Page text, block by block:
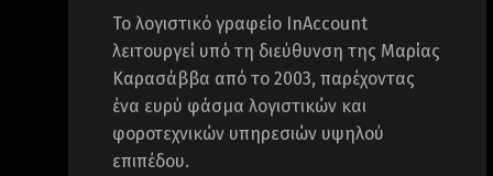
Το λογιστικό γραφείο InAccount
λειτουργεί υπό τη διεύθυνση της Μαρίας
Καρασάββα από το 2003, παρέχοντας
ένα ευρύ φάσμα λογιστικών και
φοροτεχνικών υπηρεσιών υψηλού
επιπέδου.